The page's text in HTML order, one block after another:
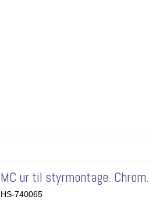
MC ur til styrmontage. Chrom.
HS-740065